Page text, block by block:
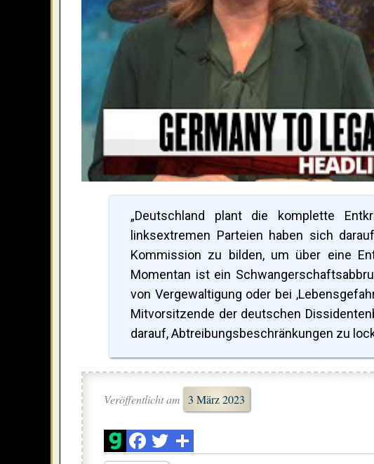
„Deutschland plant die komplette
linksextremen Parteien haben sich
Kommission zu bilden, um über eine
Momentan ist ein
von Vergewaltigung oder bei
Mitvorsitzende der deutschen
darauf, Abtreibungsbeschränkungen zu
Veröffentlicht am 3 März 2023